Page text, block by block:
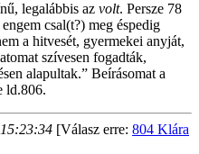
legalábbis az volt. Persze 78
csal(t?) meg éspedig
a hitvesét, gyermekei anyját,
szívesen fogadták,
alapultak.” Beírásomat a
ld.806.
[Válasz erre: 804 Klára